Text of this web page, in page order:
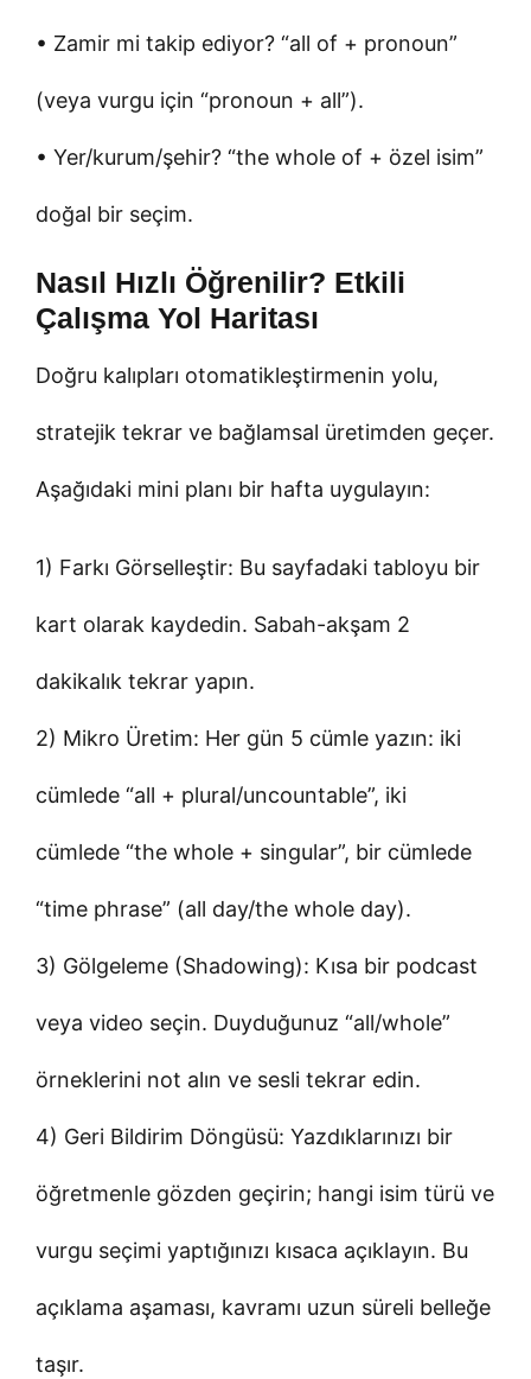
• Zamir mi takip ediyor? “all of + pronoun”
(veya vurgu için “pronoun + all”).
• Yer/kurum/şehir? “the whole of + özel isim”
doğal bir seçim.
Nasıl Hızlı Öğrenilir? Etkili
Çalışma Yol Haritası
Doğru kalıpları otomatikleştirmenin yolu,
stratejik tekrar ve bağlamsal üretimden geçer.
Aşağıdaki mini planı bir hafta uygulayın:
1) Farkı Görselleştir: Bu sayfadaki tabloyu bir
kart olarak kaydedin. Sabah-akşam 2
dakikalık tekrar yapın.
2) Mikro Üretim: Her gün 5 cümle yazın: iki
cümlede “all + plural/uncountable”, iki
cümlede “the whole + singular”, bir cümlede
“time phrase” (all day/the whole day).
3) Gölgeleme (Shadowing): Kısa bir podcast
veya video seçin. Duyduğunuz “all/whole”
örneklerini not alın ve sesli tekrar edin.
4) Geri Bildirim Döngüsü: Yazdıklarınızı bir
öğretmenle gözden geçirin; hangi isim türü ve
vurgu seçimi yaptığınızı kısaca açıklayın. Bu
açıklama aşaması, kavramı uzun süreli belleğe
taşır.